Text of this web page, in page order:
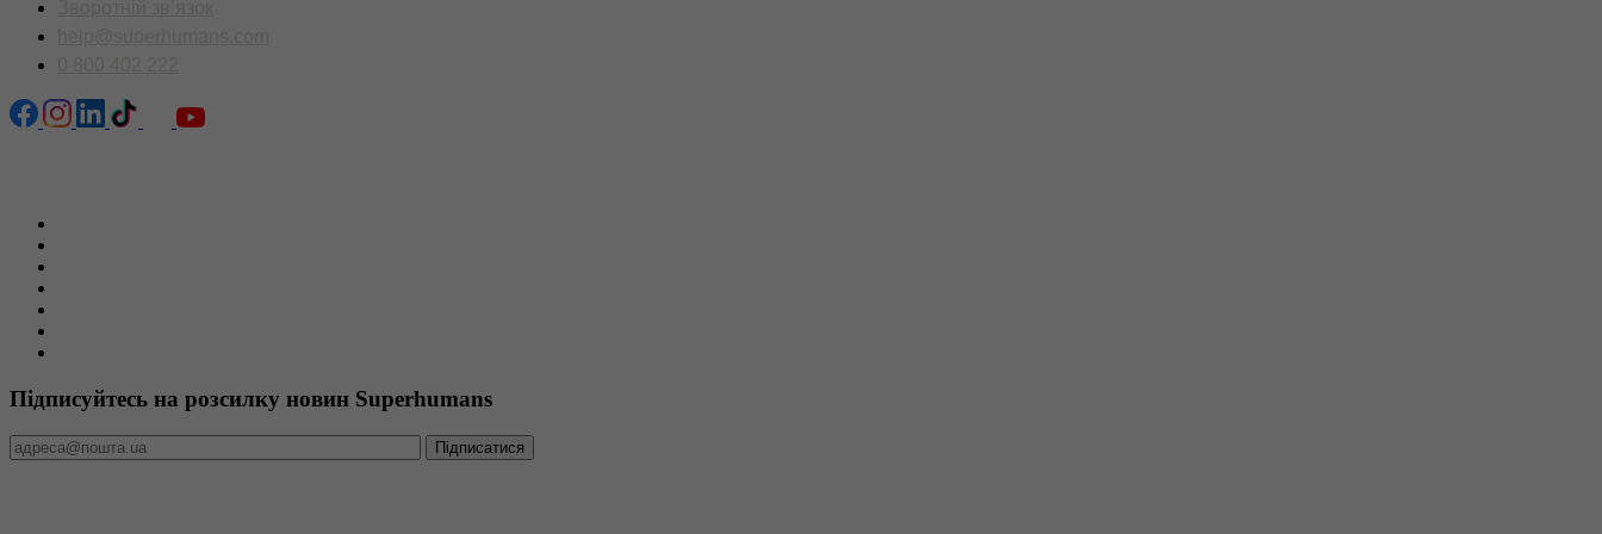
Підписуйтесь на розсилку новин Superhumans